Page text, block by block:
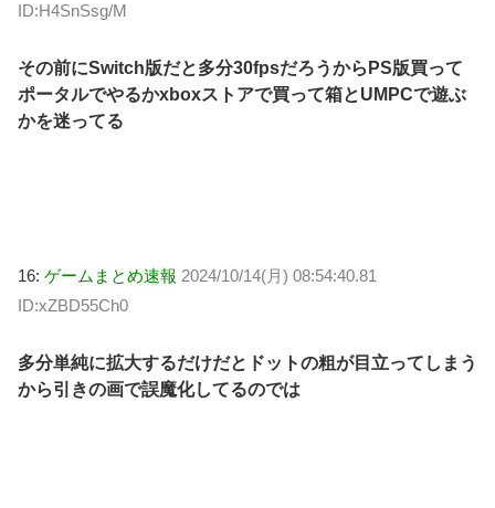
ID:H4SnSsg/M
その前にSwitch版だと多分30fpsだろうからPS版買って
ポータルでやるかxboxストアで買って箱とUMPCで遊ぶ
かを迷ってる
16: ゲームまとめ速報 2024/10/14(月) 08:54:40.81
ID:xZBD55Ch0
多分単純に拡大するだけだとドットの粗が目立ってしまう
から引きの画で誤魔化してるのでは